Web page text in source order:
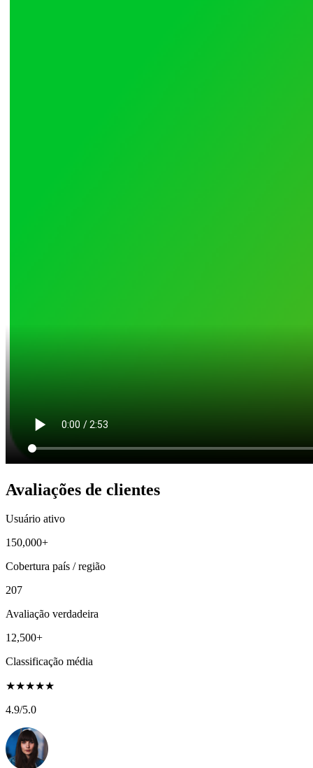
Avaliações de clientes
Usuário ativo
150,000+
Cobertura país / região
207
Avaliação verdadeira
12,500+
Classificação média
★★★★★
4.9/5.0